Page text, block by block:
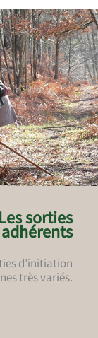
Les sorties
d’initiation
très variés.